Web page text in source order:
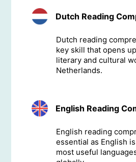
Dutch Reading
Dutch reading
key skill that opens
literary and cultural
Netherlands.
English Reading
English reading
essential as English
most useful